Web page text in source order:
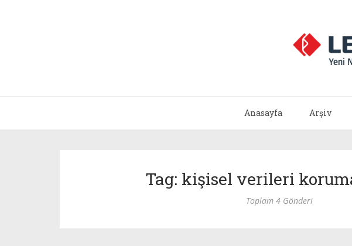
Anasayfa Arşiv
Tag: kişisel verileri
Toplam 4 Gönderi